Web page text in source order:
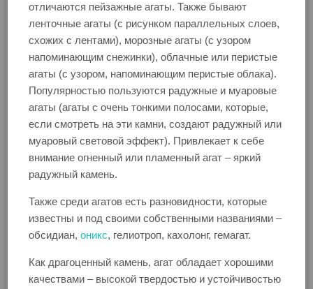
отличаются пейзажные агаты. Также бывают
ленточные агаты (с рисунком параллельных слоев,
схожих с лентами), морозные агаты (с узором
напоминающим снежинки), облачные или перистые
агаты (с узором, напоминающим перистые облака).
Популярностью пользуются радужные и муаровые
агаты (агаты с очень тонкими полосами, которые,
если смотреть на эти камни, создают радужный или
муаровый световой эффект). Привлекает к себе
внимание огненный или пламенный агат – яркий
радужный камень.
Также среди агатов есть разновидности, которые
известны и под своими собственными названиями –
обсидиан,оникс, гелиотроп, кахолонг, гемагат.
Как драгоценный камень, агат обладает хорошими
качествами – высокой твердостью и устойчивостью